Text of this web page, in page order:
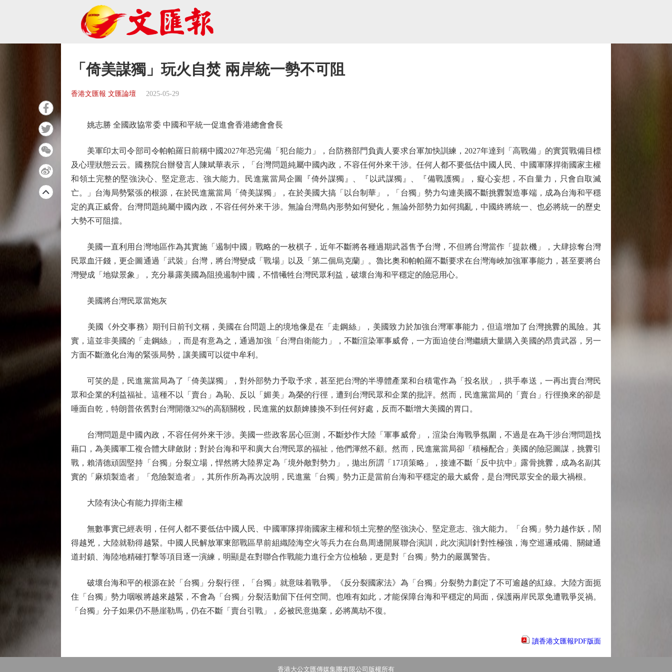
「倚美謀獨」玩火自焚 兩岸統一勢不可阻
香港文匯報 文匯論壇 2025-05-29
姚志勝 全國政協常委 中國和平統一促進會香港總會會長
美軍印太司令部司令帕帕羅日前稱中國2027年恐完備「犯台能力」，台防務部門負責人要求台軍加快訓練，2027年達到「高戰備」的實質戰備目標
及心理狀態云云。國務院台辦發言人陳斌華表示，「台灣問題純屬中國內政，不容任何外來干涉。任何人都不要低估中國人民、中國軍隊捍衛國家主權
和領土完整的堅強決心、堅定意志、強大能力。民進黨當局企圖『倚外謀獨』、『以武謀獨』、『備戰護獨』，癡心妄想，不自量力，只會自取滅
亡。」台海局勢緊張的根源，在於民進黨當局「倚美謀獨」，在於美國大搞「以台制華」，「台獨」勢力勾連美國不斷挑釁製造事端，成為台海和平穩
定的真正威脅。台灣問題純屬中國內政，不容任何外來干涉。無論台灣島內形勢如何變化，無論外部勢力如何搗亂，中國終將統一、也必將統一的歷史
大勢不可阻擋。
美國一直利用台灣地區作為其實施「遏制中國」戰略的一枚棋子，近年不斷將各種過期武器售予台灣，不但將台灣當作「提款機」，大肆掠奪台灣
民眾血汗錢，更企圖通過「武裝」台灣，將台灣變成「戰場」以及「第二個烏克蘭」。魯比奧和帕帕羅不斷要求在台灣海峽加強軍事能力，甚至要將台
灣變成「地獄景象」，充分暴露美國為阻撓遏制中國，不惜犧牲台灣民眾利益，破壞台海和平穩定的險惡用心。
美國將台灣民眾當炮灰
美國《外交事務》期刊日前刊文稱，美國在台問題上的境地像是在「走鋼絲」，美國致力於加強台灣軍事能力，但這增加了台灣挑釁的風險。其
實，這並非美國的「走鋼絲」，而是有意為之，通過加強「台灣自衛能力」，不斷渲染軍事威脅，一方面迫使台灣繼續大量購入美國的昂貴武器，另一
方面不斷激化台海的緊張局勢，讓美國可以從中牟利。
可笑的是，民進黨當局為了「倚美謀獨」，對外部勢力予取予求，甚至把台灣的半導體產業和台積電作為「投名狀」，拱手奉送，一再出賣台灣民
眾和企業的利益福祉。這種不以「賣台」為恥、反以「媚美」為榮的行徑，遭到台灣民眾和企業的批評。然而，民進黨當局的「賣台」行徑換來的卻是
唾面自乾，特朗普依舊對台灣開徵32%的高額關稅，民進黨的奴顏婢膝換不到任何好處，反而不斷增大美國的胃口。
台灣問題是中國內政，不容任何外來干涉。美國一些政客居心叵測，不斷炒作大陸「軍事威脅」，渲染台海戰爭氛圍，不過是在為干涉台灣問題找
藉口，為美國軍工複合體大肆斂財；對於台海和平和廣大台灣民眾的福祉，他們渾然不顧。然而，民進黨當局卻「積極配合」美國的險惡圖謀，挑釁引
戰，賴清德頑固堅持「台獨」分裂立場，悍然將大陸界定為「境外敵對勢力」，拋出所謂「17項策略」，接連不斷「反中抗中」露骨挑釁，成為名副其
實的「麻煩製造者」「危險製造者」，其所作所為再次說明，民進黨「台獨」勢力正是當前台海和平穩定的最大威脅，是台灣民眾安全的最大禍根。
大陸有決心有能力捍衛主權
無數事實已經表明，任何人都不要低估中國人民、中國軍隊捍衛國家主權和領土完整的堅強決心、堅定意志、強大能力。「台獨」勢力越作妖，鬧
得越兇，大陸就勒得越緊。中國人民解放軍東部戰區早前組織陸海空火等兵力在台島周邊開展聯合演訓，此次演訓針對性極強，海空巡邏戒備、關鍵通
道封鎖、海陸地精確打擊等項目逐一演練，明顯是在對聯合作戰能力進行全方位檢驗，更是對「台獨」勢力的嚴厲警告。
破壞台海和平的根源在於「台獨」分裂行徑，「台獨」就意味着戰爭。《反分裂國家法》為「台獨」分裂勢力劃定了不可逾越的紅線。大陸方面扼
住「台獨」勢力咽喉將越來越緊，不會為「台獨」分裂活動留下任何空間。也唯有如此，才能保障台海和平穩定的局面，保護兩岸民眾免遭戰爭災禍。
「台獨」分子如果仍不懸崖勒馬，仍在不斷「賣台引戰」，必被民意拋棄，必將萬劫不復。
讀香港文匯報PDF版面
香港大公文匯傳媒集團有限公司版權所有